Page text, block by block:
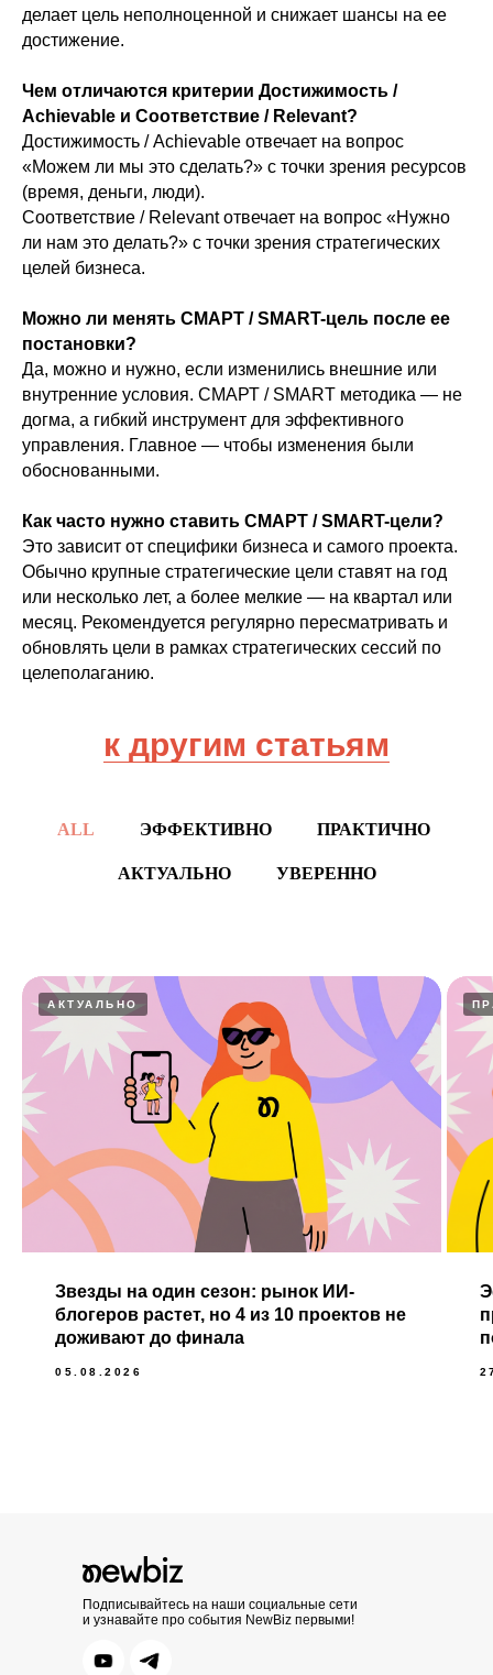
делает цель неполноценной и снижает шансы на ее
достижение.
Чем отличаются критерии Достижимость /
Achievable и Соответствие / Relevant?
Достижимость / Achievable отвечает на вопрос
«Можем ли мы это сделать?» с точки зрения ресурсов
(время, деньги, люди).
Соответствие / Relevant отвечает на вопрос «Нужно
ли нам это делать?» с точки зрения стратегических
целей бизнеса.
Можно ли менять СМАРТ / SMART-цель после ее
постановки?
Да, можно и нужно, если изменились внешние или
внутренние условия. СМАРТ / SMART методика — не
догма, а гибкий инструмент для эффективного
управления. Главное — чтобы изменения были
обоснованными.
Как часто нужно ставить СМАРТ / SMART-цели?
Это зависит от специфики бизнеса и самого проекта.
Обычно крупные стратегические цели ставят на год
или несколько лет, а более мелкие — на квартал или
месяц. Рекомендуется регулярно пересматривать и
обновлять цели в рамках стратегических сессий по
целеполаганию.
к другим статьям
ALL ЭФФЕКТИВНО ПРАКТИЧНО
АКТУАЛЬНО УВЕРЕННО
АКТУАЛЬНО
Звезды на один сезон: рынок ИИ-
блогеров растет, но 4 из 10 проектов не
доживают до финала
05.08.2026
Подписывайтесь на наши социальные сети
и узнавайте про события NewBiz первыми!